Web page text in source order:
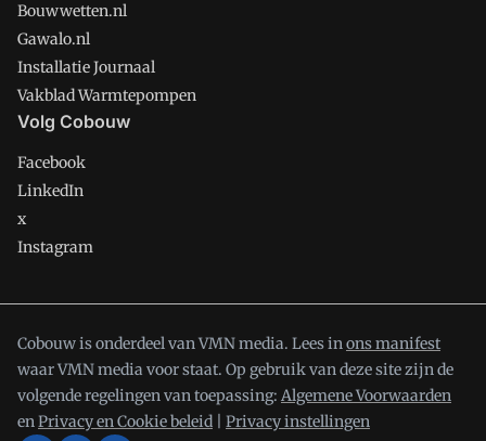
Bouwwetten.nl
Gawalo.nl
Installatie Journaal
Vakblad Warmtepompen
Volg Cobouw
Facebook
LinkedIn
x
Instagram
Cobouw is onderdeel van VMN media. Lees inons manifest
waar VMN media voor staat. Op gebruik van deze site zijn de
volgende regelingen van toepassing: Algemene Voorwaarden
enPrivacy en Cookie beleid Privacy instellingen